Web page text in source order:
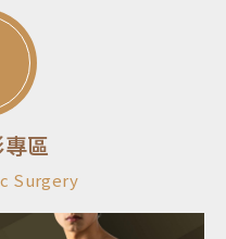
區
Surgery